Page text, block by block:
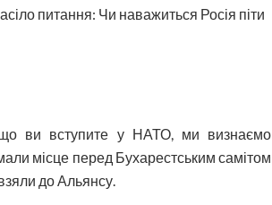
питання: Чи наважиться Росія піти
ви вступите у НАТО, ми визнаємо
мали місце перед Бухарестським самітом
до Альянсу.